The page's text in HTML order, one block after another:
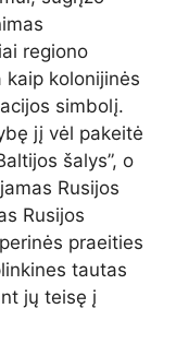
regiono
kolonijinės
simbolį.
jį vėl pakeitė
šalys”, o
Rusijos
Rusijos
praeities
tautas
jų teisę į